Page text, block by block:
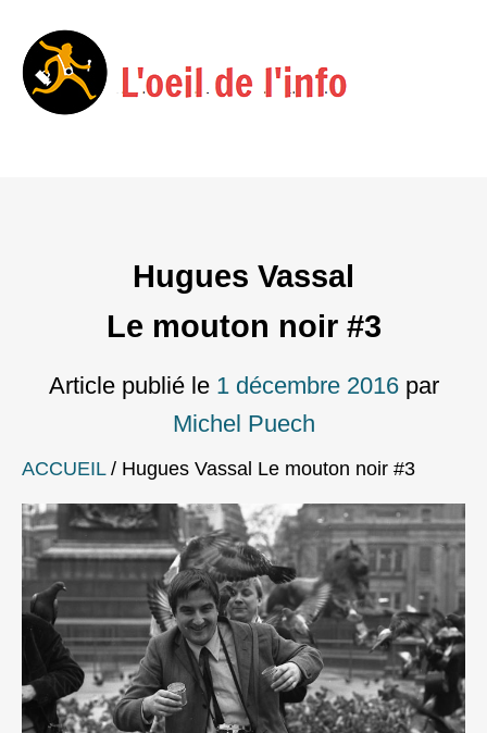
Hugues Vassal
Le mouton noir #3
Article publié le 1 décembre 2016 par
Michel Puech
ACCUEIL/ Hugues Vassal Le mouton noir #3